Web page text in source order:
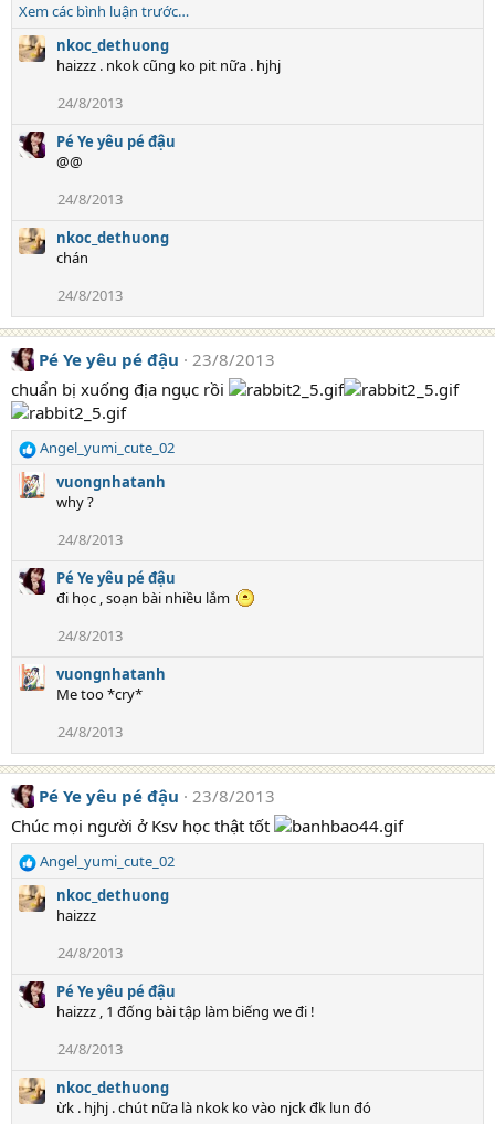
Xem các bình luận trước…
nkoc_dethuong
haizzz . nkok cũng ko pit nữa . hjhj
24/8/2013
Pé Ye yêu pé đậu
@@
24/8/2013
nkoc_dethuong
chán
24/8/2013
Pé Ye yêu pé đậu
23/8/2013
chuẩn bị xuống địa ngục rồi
R
e
a
o
n
Angel_yumi_cute_02
vuongnhatanh
why ?
24/8/2013
Pé Ye yêu pé đậu
đi học , soạn bài nhiều lắm
24/8/2013
vuongnhatanh
Me too *cry*
24/8/2013
Pé Ye yêu pé đậu
23/8/2013
Chúc mọi người ở Ksv học thật tốt
R
e
a
o
n
Angel_yumi_cute_02
nkoc_dethuong
haizzz
24/8/2013
Pé Ye yêu pé đậu
haizzz , 1 đống bài tập làm biếng we đi !
24/8/2013
nkoc_dethuong
ừk . hjhj . chút nữa là nkok ko vào njck đk lun đó